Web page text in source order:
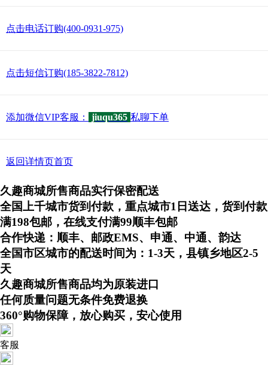
点击电话订购(400-0931-975)
点击短信订购(185-3822-7812)
添加微信VIP客服： jiuqu365 私聊下单
返回详情页首页
久趣商城所售商品实行保密配送
全国上千城市货到付款，重点城市1日送达，货到付款
满198包邮，在线支付满99顺丰包邮
合作快递：顺丰、邮政EMS、申通、中通、韵达
全国市区城市的配送时间为：1-3天，县镇乡地区2-5
天
久趣商城所售商品均为原装进口
任何质量问题无条件免费退换
360°购物保障，放心购买，安心使用
客服